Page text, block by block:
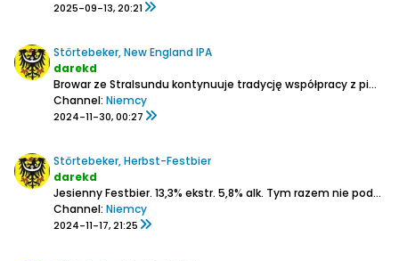
2025-09-13, 20:21
Störtebeker, New England IPA
darekd
Browar ze Stralsundu kontynuuje tradycję współpracy z piwowarami domowymi zapoczątkowanej tym piwem:
Channel: Niemcy
2024-11-30, 00:27
Störtebeker, Herbst-Festbier
darekd
Jesienny Festbier. 13,3% ekstr. 5,8% alk. Tym razem nie podali jakie chmiele:
Channel: Niemcy
2024-11-17, 21:25